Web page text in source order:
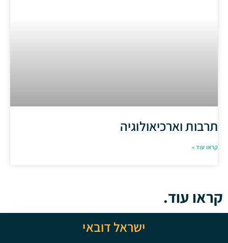
תרבות וארכיאולוגיה
קראו עוד »
קראו עוד.
ישראל דובאי